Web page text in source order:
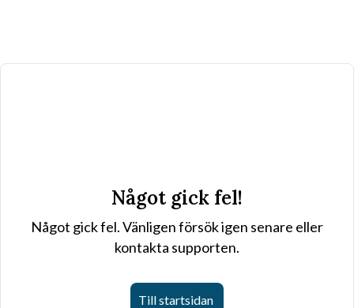
Något gick fel!
Något gick fel. Vänligen försök igen senare eller
kontakta supporten.
Till startsidan